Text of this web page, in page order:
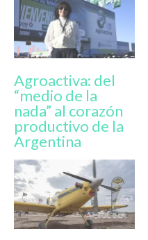
Agroactiva: del
“medio de la
nada” al corazón
productivo de la
Argentina